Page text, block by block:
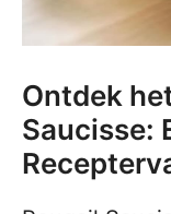
Ontdek
Saucisse: